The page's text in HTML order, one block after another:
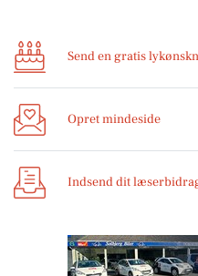
Send en gratis
Opret mindeside
Indsend dit